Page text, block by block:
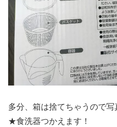
多分、箱は捨てちゃうので写
★食洗器つかえます！